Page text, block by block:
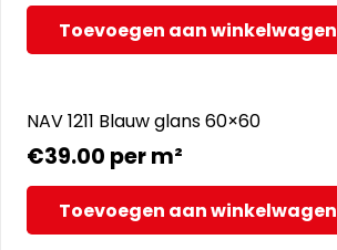
Toevoegen aan winkelwagen
NAV 1211 Blauw glans 60×60
€39.00 per m²
Toevoegen aan winkelwagen